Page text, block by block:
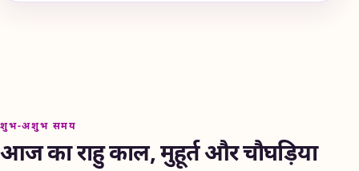
शुभ-अशुभ समय
आज का राहु काल, मुहूर्त और चौघड़िया